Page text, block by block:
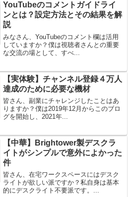
YouTubeのコメントガイドライ
ンとは？設定方法とその結果を解
説
みなさん、YouTubeのコメント欄は活用
していますか？僕は視聴者さんとの重要
な交流の場として、すべ...
【実体験】チャンネル登録４万人
達成のために必要な機材
皆さん、副業にチャレンジしたことはあ
りますか？僕は2019年12月からこのブロ
グを開始し、2021年...
【中華】Brightower製デスクラ
イトがシンプルで意外によかった
件
皆さん、在宅ワークスペースにはデスク
ライトが欲しい派ですか？私自身は基本
的にデスクライト不要派です。...